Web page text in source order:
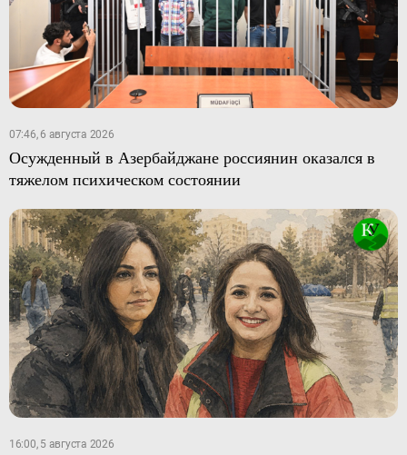
07:46, 6 августа 2026
Осужденный в Азербайджане россиянин оказался в
тяжелом психическом состоянии
16:00, 5 августа 2026